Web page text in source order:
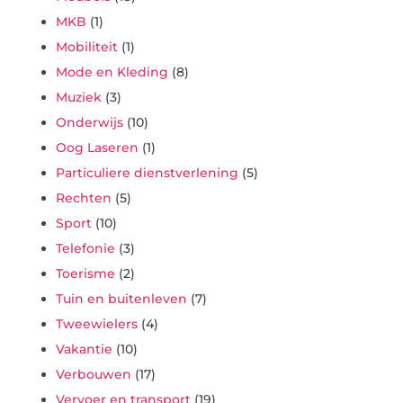
MKB (1)
Mobiliteit (1)
Mode en Kleding (8)
Muziek (3)
Onderwijs (10)
Oog Laseren (1)
Particuliere dienstverlening (5)
Rechten (5)
Sport (10)
Telefonie (3)
Toerisme (2)
Tuin en buitenleven (7)
Tweewielers (4)
Vakantie (10)
Verbouwen (17)
Vervoer en transport (19)